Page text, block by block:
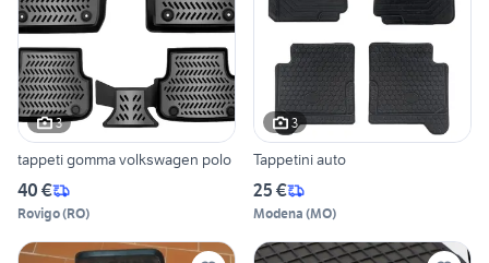
3
tappeti gomma volkswagen polo
40 €
Rovigo(RO)
3
Tappetini auto
25 €
Modena (MO)